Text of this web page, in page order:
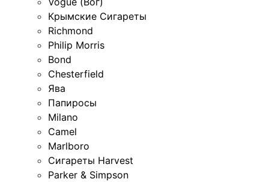
Крымские Сигареты
Richmond
Philip Morris
Bond
Chesterfield
Ява
Папиросы
Milano
Camel
Marlboro
Сигареты Harvest
Parker & Simpson